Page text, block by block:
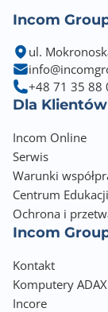
Incom
ul.
+48 71 35 88
Dla Klientów
Incom Online
Serwis
Warunki
Centrum
Ochrona i
Incom
Kontakt
Komputery ADAX
Incore